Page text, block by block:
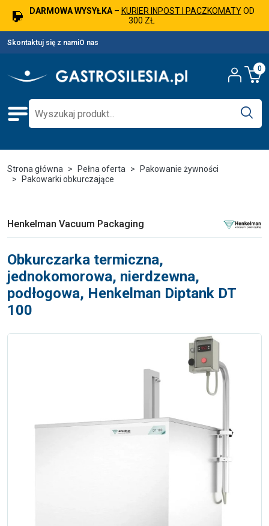
DARMOWA WYSYŁKA– KURIER INPOST I PACZKOMATYOD
300 ZŁ
Skontaktuj się z namiO nas
0
Strona główna Pełna oferta
Pakowanie żywności
Pakowarki obkurczające
Henkelman Vacuum Packaging
Obkurczarka termiczna,
jednokomorowa, nierdzewna,
podłogowa, Henkelman Diptank DT
100